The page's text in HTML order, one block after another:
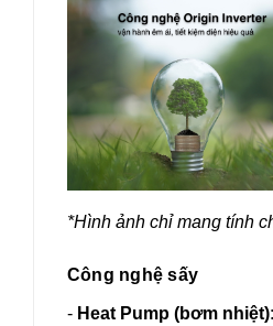
*Hình ảnh chỉ mang tính
Công nghệ sấy
- Heat Pump (bơm nhiệt)